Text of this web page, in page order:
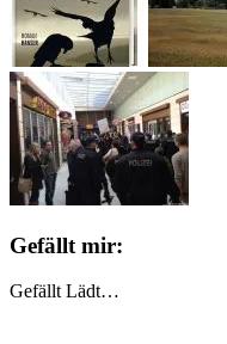
Gefällt mir:
Gefällt Lädt…